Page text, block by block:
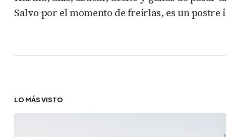
Salvo por el momento de freírlas, es un postre
LO MÁS VISTO